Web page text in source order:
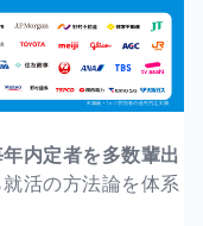
内定者を多数輩出
活の方法論を体系